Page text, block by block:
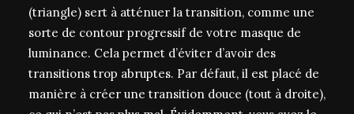
(triangle) sert à atténuer la transition, comme une
sorte de contour progressif de votre masque de
luminance. Cela permet d’éviter d’avoir des
transitions trop abruptes. Par défaut, il est placé de
manière à créer une transition douce (tout à droite),